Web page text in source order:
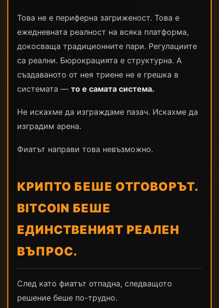
Това не е периферна загриженост. Това е
ежедневната реалност на всяка платформа,
докосваща традиционните пари. Регулациите
са реални. Бюрокрацията е структурна. А
създаваното от нея триене не е грешка в
системата — то е самата система.
Не искахме да изграждаме пазач. Искахме да
изградим арена.
Фиатът направи това невъзможно.
КРИПТО БЕШЕ ОТГОВОРЪТ.
BITCOIN БЕШЕ
ЕДИНСТВЕНИЯТ РЕАЛЕН
ВЪПРОС.
След като фиатът отпадна, следващото
решение беше по-трудно.